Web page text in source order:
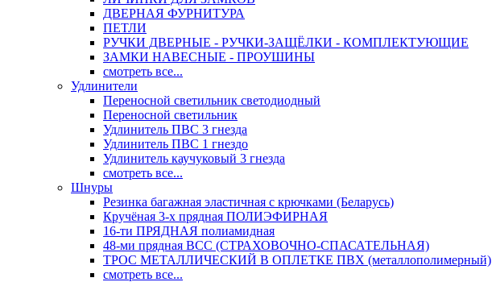
ДВЕРНАЯ ФУРНИТУРА
ПЕТЛИ
РУЧКИ ДВЕРНЫЕ - РУЧКИ-ЗАЩЁЛКИ - КОМПЛЕКТУЮЩИЕ
ЗАМКИ НАВЕСНЫЕ - ПРОУШИНЫ
смотреть все...
Удлинители
Переносной светильник светодиодный
Переносной светильник
Удлинитель ПВС 3 гнезда
Удлинитель ПВС 1 гнездо
Удлинитель каучуковый 3 гнезда
смотреть все...
Шнуры
Резинка багажная эластичная с крючками (Беларусь)
Кручёная 3-х прядная ПОЛИЭФИРНАЯ
16-ти ПРЯДНАЯ полиамидная
48-ми прядная ВСС (СТРАХОВОЧНО-СПАСАТЕЛЬНАЯ)
ТРОС МЕТАЛЛИЧЕСКИЙ В ОПЛЕТКЕ ПВХ (металлополимерный)
смотреть все...